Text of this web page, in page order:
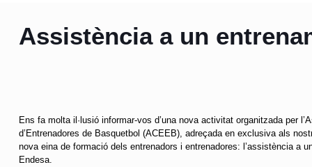
Assistència a un
Ens fa molta il·lusió informar-vos d’una nova activitat organitzada per
d’Entrenadores de Basquetbol (ACEEB), adreçada en exclusiva als
nova eina de formació dels entrenadors i entrenadores: l’assistència a
Endesa.